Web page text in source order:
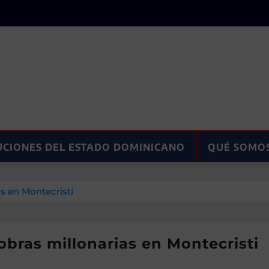
DEL ESTADO DOMINICANO QUÉ
en Montecristi
millonarias en Montecristi